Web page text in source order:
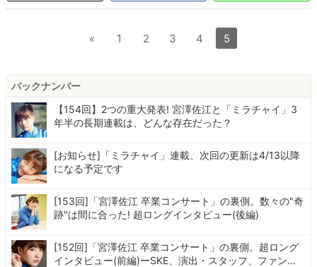
« 1 2 3 4 5
バックナンバー
【154回】2つの重大発表! 宮澤佐江と「ミラチャイ」3
年半の長期連載は、どんな存在だった？
[お知らせ]「ミラチャイ」連載、次回の更新は4/13以降
になる予定です
[153回]「宮澤佐江 卒業コンサート」の裏側。数々の"奇
跡"は間に合った! 超ロングインタビュー(後編)
[152回]「宮澤佐江 卒業コンサート」の裏側。超ロング
インタビュー(前編)ーSKE、演出・スタッフ、ファン...